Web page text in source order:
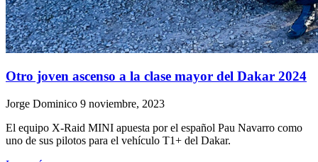
Otro joven ascenso a la clase mayor del Dakar 2024
Jorge Dominico 9 noviembre, 2023
El equipo X-Raid MINI apuesta por el español Pau Navarro como
uno de sus pilotos para el vehículo T1+ del Dakar.